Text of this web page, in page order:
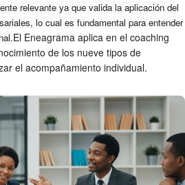
relevante ya que valida la aplicación del
lo cual es fundamental para entender
El Eneagrama aplica en el coaching
de los nueve tipos de
el acompañamiento individual.